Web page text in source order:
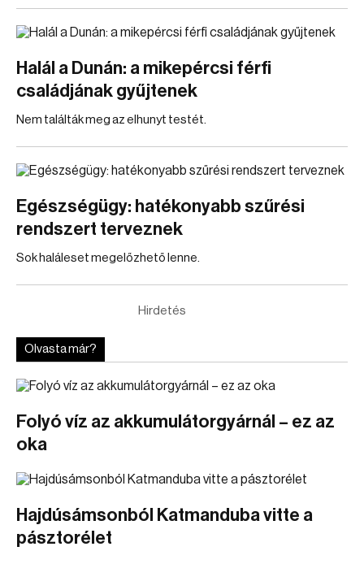
Halál a Dunán: a mikepércsi férfi
családjának gyűjtenek
Nem találták meg az elhunyt testét.
Egészségügy: hatékonyabb szűrési
rendszert terveznek
Sok haláleset megelőzhető lenne.
Hirdetés
Olvasta már?
Folyó víz az akkumulátorgyárnál – ez az
oka
Hajdúsámsonból Katmanduba vitte a
pásztorélet